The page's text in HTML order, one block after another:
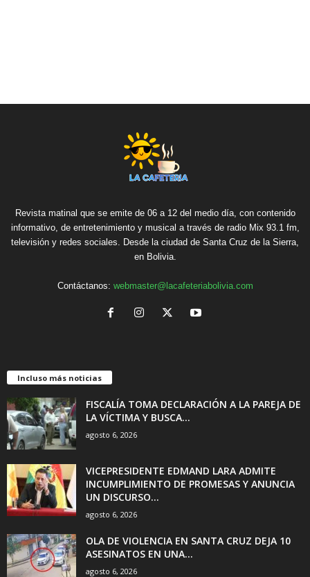
Revista matinal que se emite de 06 a 12 del medio día, con contenido
informativo, de entretenimiento y musical a través de radio Mix 93.1 fm,
televisión y redes sociales. Desde la ciudad de Santa Cruz de la Sierra,
en Bolivia.
Contáctanos: webmaster@lacafeteriabolivia.com
Incluso más noticias
FISCALÍA TOMA DECLARACIÓN A LA PAREJA DE
LA VÍCTIMA Y BUSCA...
agosto 6, 2026
VICEPRESIDENTE EDMAND LARA ADMITE
INCUMPLIMIENTO DE PROMESAS Y ANUNCIA
UN DISCURSO...
agosto 6, 2026
OLA DE VIOLENCIA EN SANTA CRUZ DEJA 10
ASESINATOS EN UNA...
agosto 6, 2026